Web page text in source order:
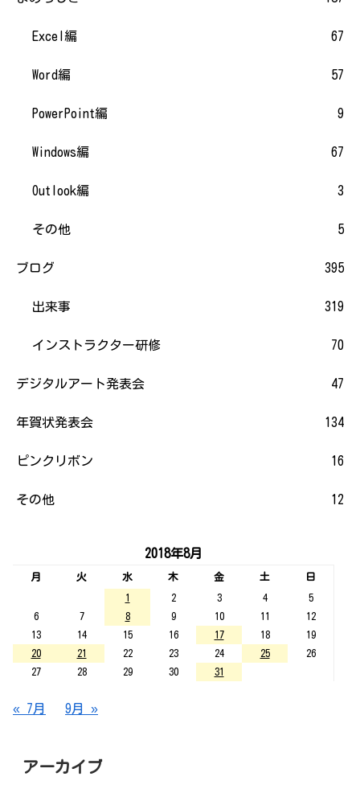
Excel編 67
Word編 57
PowerPoint編 9
Windows編 67
Outlook編 3
その他 5
ブログ 395
出来事 319
インストラクター研修 70
デジタルアート発表会 47
年賀状発表会 134
ピンクリボン 16
その他 12
2018年8月
月 火 水 木 金 土
日
1
2 3 4
5
6
7 8 9 10 11
12
13
14 15 16 17 18
19
20
21 22 23 24 25
26
27
28 29 30 31
« 7月 9月 »
アーカイブ